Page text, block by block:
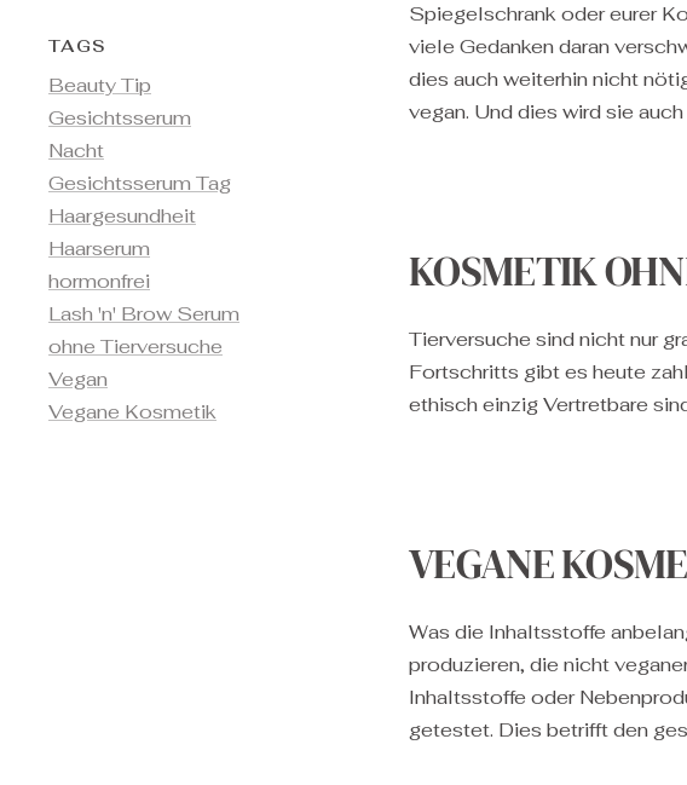
TAGS
Beauty Tip
Gesichtsserum
Nacht
Gesichtsserum Tag
Haargesundheit
Haarserum
hormonfrei
Lash 'n' Brow Serum
ohne Tierversuche
Vegan
Vegane Kosmetik
Spiegelschrank oder eurer
viele Gedanken daran
dies auch weiterhin nicht
vegan. Und dies wird sie
KOSMETIK
Tierversuche sind nicht nur
Fortschritts gibt es heute
ethisch einzig Vertretbare
VEGANE
Was die Inhaltsstoffe
produzieren, die nicht
Inhaltsstoffe oder
getestet. Dies betrifft den